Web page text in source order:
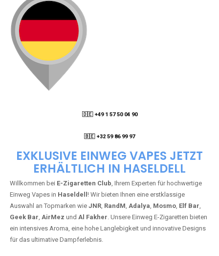
🇩🇪 +49 1 57 50 04 90
🇧🇪 +32 59 86 99 97
EXKLUSIVE EINWEG VAPES JETZT
ERHÄLTLICH IN HASELDELL
Willkommen bei E-Zigaretten Club, Ihrem Experten für hochwertige
Einweg Vapes in Haseldell ! Wir bieten Ihnen eine erstklassige
Auswahl an Topmarken wie JNR, RandM, Adalya, Mosmo, Elf Bar,
Geek Bar, AirMez und Al Fakher. Unsere Einweg E-Zigaretten bieten
ein intensives Aroma, eine hohe Langlebigkeit und innovative Designs
für das ultimative Dampferlebnis.